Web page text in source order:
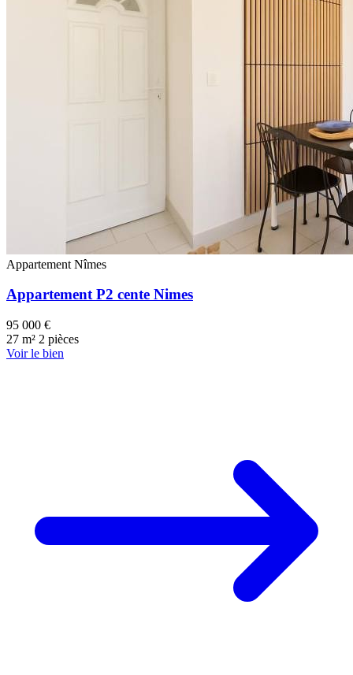
Appartement Nîmes
Appartement P2 cente Nimes
95 000 €
27 m² 2 pièces
Voir le bien